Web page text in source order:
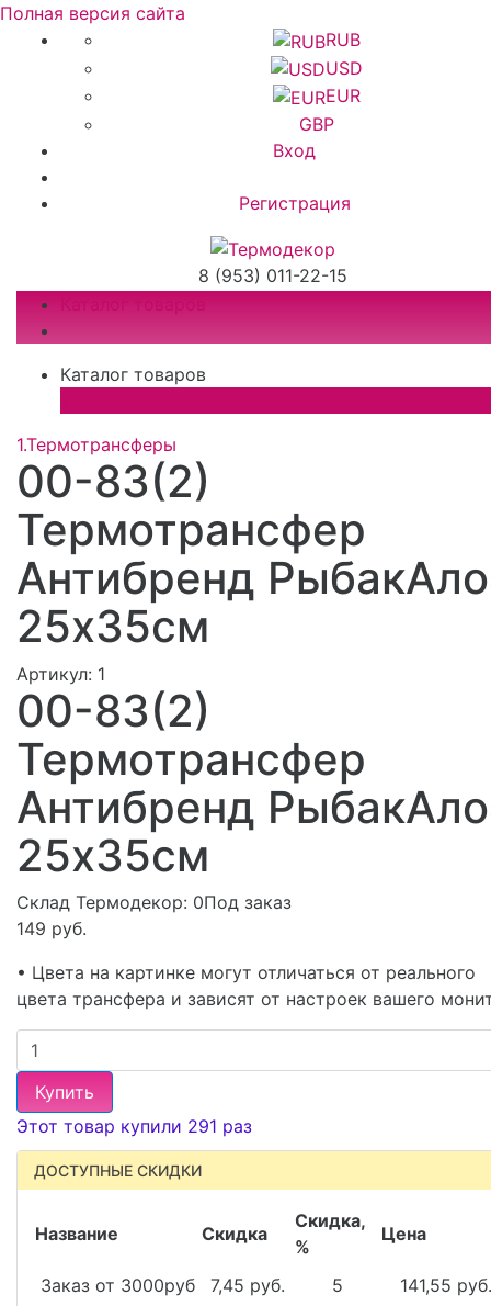
Полная версия сайта
RUB
USD
EUR
GBP
Вход
Регистрация
8 (953) 011-22-15
Каталог товаров
1.Термотрансферы
00-83(2)
Термотрансфер
Антибренд
25х35см
Артикул: 1
00-83(2)
Термотрансфер
Антибренд
25х35см
Склад Термодекор: 0Под заказ
149 руб.
• Цвета на картинке могут отличаться от реального
цвета трансфера и зависят от настроек вашего
Купить
Этот товар купили 291 раз
ДОСТУПНЫЕ СКИДКИ
Название Скидка
Скидка,
%
Цена
Заказ от 3000руб 7,45 руб. 5 141,55 руб.